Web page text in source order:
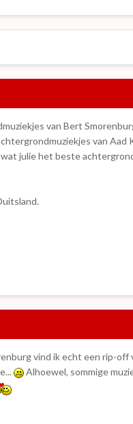
van Bert
van Aad
julie het beste
vind ik echt een rip-off
Alhoewel, sommige